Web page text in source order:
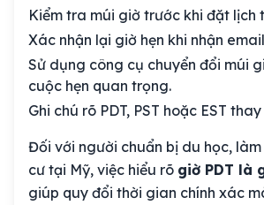
Kiểm tra múi giờ trước khi đặt lịch
Xác nhận lại giờ hẹn khi nhận
Sử dụng công cụ chuyển đổi múi
cuộc hẹn quan trọng.
Ghi chú rõ PDT, PST hoặc EST
Đối với người chuẩn bị du học, làm
cư tại Mỹ, việc hiểu rõ giờ PDT là
giúp quy đổi thời gian chính xác